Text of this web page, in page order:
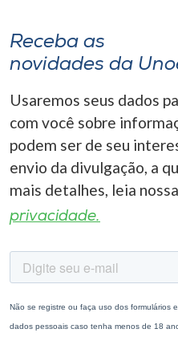
A-
Receba as
novidades da
Usaremos seus dados
com você sobre
podem ser de seu
envio da divulgação, a
mais detalhes, leia nossa
privacidade.